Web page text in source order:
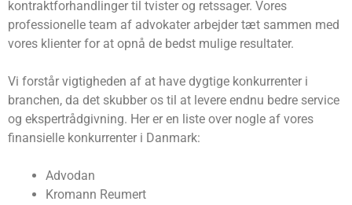
kontraktforhandlinger til tvister og retssager. Vores
professionelle team af advokater arbejder tæt sammen med
vores klienter for at opnå de bedst mulige resultater.
Vi forstår vigtigheden af at have dygtige konkurrenter i
branchen, da det skubber os til at levere endnu bedre service
og ekspertrådgivning. Her er en liste over nogle af vores
finansielle konkurrenter i Danmark:
Advodan
Kromann Reumert